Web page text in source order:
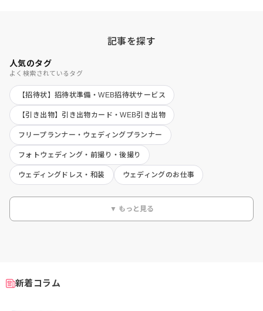
記事を探す
人気のタグ
よく検索されているタグ
【招待状】招待状準備・WEB招待状サービス
【引き出物】引き出物カード・WEB引き出物
フリープランナー・ウェディングプランナー
フォトウェディング・前撮り・後撮り
ウェディングドレス・和装 ウェディングのお仕事
▼ もっと見る
新着コラム